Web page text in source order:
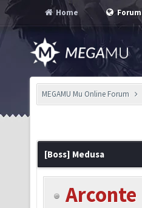
Home Forum
MEGAMU Mu Online Forum
[Boss] Medusa
Arconte